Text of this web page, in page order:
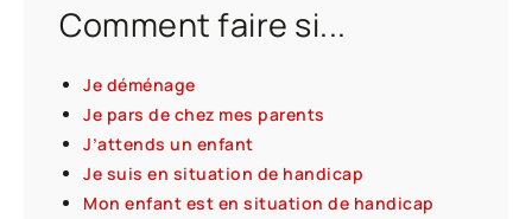
Comment faire si...
Je déménage
Je pars de chez mes parents
J’attends un enfant
Je suis en situation de handicap
Mon enfant est en situation de handicap